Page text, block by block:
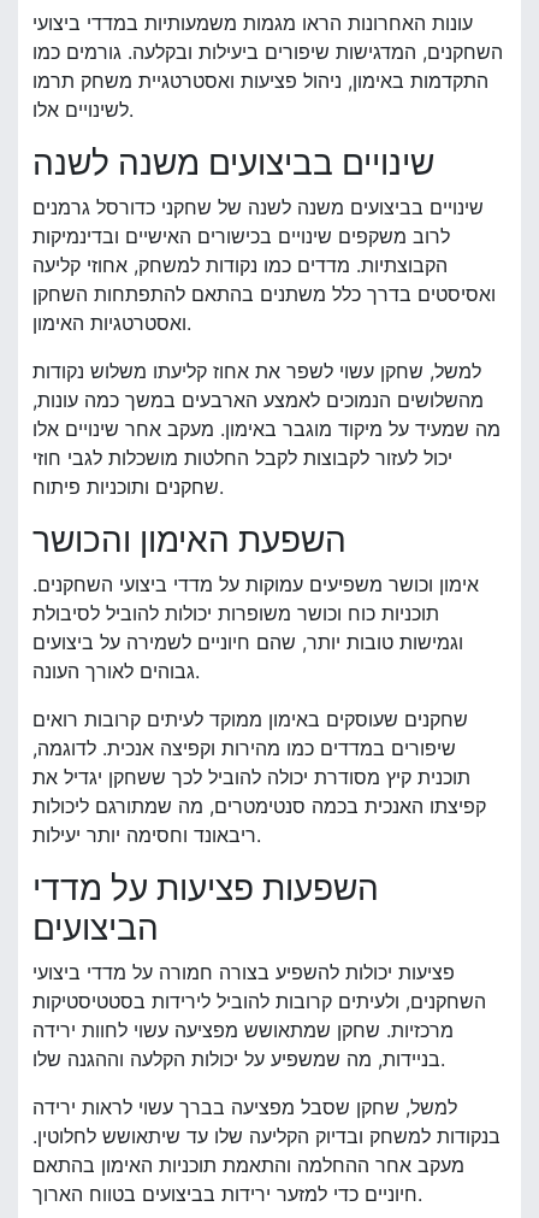
עונות האחרונות הראו מגמות משמעותיות במדדי ביצועי
השחקנים, המדגישות שיפורים ביעילות ובקלעה. גורמים כמו
התקדמות באימון, ניהול פציעות ואסטרטגיית משחק תרמו
לשינויים אלו.
שינויים בביצועים משנה לשנה
שינויים בביצועים משנה לשנה של שחקני כדורסל גרמנים
לרוב משקפים שינויים בכישורים האישיים ובדינמיקות
הקבוצתיות. מדדים כמו נקודות למשחק, אחוזי קליעה
ואסיסטים בדרך כלל משתנים בהתאם להתפתחות השחקן
ואסטרטגיות האימון.
למשל, שחקן עשוי לשפר את אחוז קליעתו משלוש נקודות
מהשלושים הנמוכים לאמצע הארבעים במשך כמה עונות,
מה שמעיד על מיקוד מוגבר באימון. מעקב אחר שינויים אלו
יכול לעזור לקבוצות לקבל החלטות מושכלות לגבי חוזי
שחקנים ותוכניות פיתוח.
השפעת האימון והכושר
אימון וכושר משפיעים עמוקות על מדדי ביצועי השחקנים.
תוכניות כוח וכושר משופרות יכולות להוביל לסיבולת
וגמישות טובות יותר, שהם חיוניים לשמירה על ביצועים
גבוהים לאורך העונה.
שחקנים שעוסקים באימון ממוקד לעיתים קרובות רואים
שיפורים במדדים כמו מהירות וקפיצה אנכית. לדוגמה,
תוכנית קיץ מסודרת יכולה להוביל לכך ששחקן יגדיל את
קפיצתו האנכית בכמה סנטימטרים, מה שמתורגם ליכולות
ריבאונד וחסימה יותר יעילות.
השפעות פציעות על מדדי
הביצועים
פציעות יכולות להשפיע בצורה חמורה על מדדי ביצועי
השחקנים, ולעיתים קרובות להוביל לירידות בסטטיסטיקות
מרכזיות. שחקן שמתאושש מפציעה עשוי לחוות ירידה
בניידות, מה שמשפיע על יכולות הקלעה וההגנה שלו.
למשל, שחקן שסבל מפציעה בברך עשוי לראות ירידה
בנקודות למשחק ובדיוק הקליעה שלו עד שיתאושש לחלוטין.
מעקב אחר ההחלמה והתאמת תוכניות האימון בהתאם
חיוניים כדי למזער ירידות בביצועים בטווח הארוך.